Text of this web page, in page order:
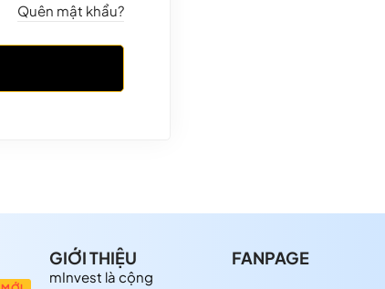
Quên mật khẩu?
GIỚI THIỆU
mInvest là cộng
FANPAGE